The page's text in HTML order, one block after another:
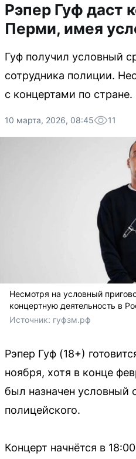
Рэпер Гуф даст
Перми, имея
Гуф получил условный
сотрудника полиции.
с концертами по стране.
10 марта, 2026, 08:45 11
Несмотря на условный
концертную деятельность в
Источник: гуфзм.рф
Рэпер Гуф (18+)
ноября, хотя в конце
был назначен условный
полицейского.
Концерт начнётся в